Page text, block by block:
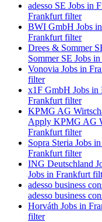
adesso SE Jobs in
Frankfurt filter
BWI GmbH Jobs
Frankfurt filter
Drees & Sommer
Sommer SE Jobs
Vonovia Jobs in
filter
x1F GmbH Jobs in
Frankfurt filter
KPMG AG
Apply KPMG AG
Frankfurt filter
Sopra Steria Jobs
Frankfurt filter
ING Deutschland
Jobs in Frankfurt
adesso business
adesso business
Horváth Jobs in
filter